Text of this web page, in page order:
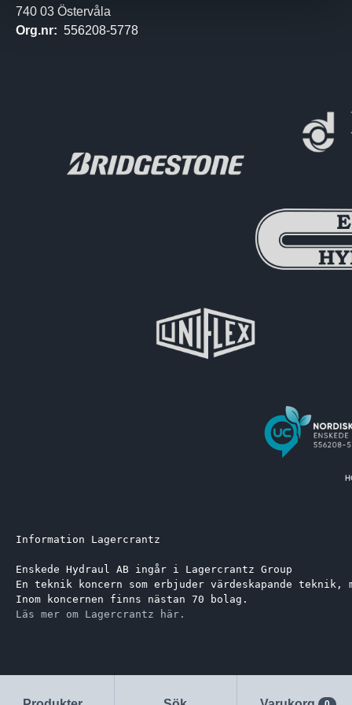
Information Lagercrantz
Enskede Hydraul AB ingår i Lagercrantz Group
En teknik koncern som erbjuder värdeskapande
Inom koncernen finns nästan 70 bolag.
Läs mer om Lagercrantz här.
740 03 Östervåla
Org.nr: 556208-5778